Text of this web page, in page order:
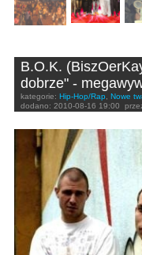
B.O.K.
dobrze" -
kategorie: Hip-Hop/Rap Nowe
dodano: 2010-08-16 19:00